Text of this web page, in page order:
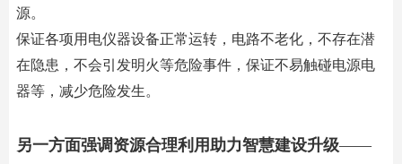
源。
保证各项用电仪器设备正常运转，电路不老化，不存在潜
在隐患，不会引发明火等危险事件，保证不易触碰电源电
器等，减少危险发生。
另一方面强调资源合理利用助力智慧建设升级——